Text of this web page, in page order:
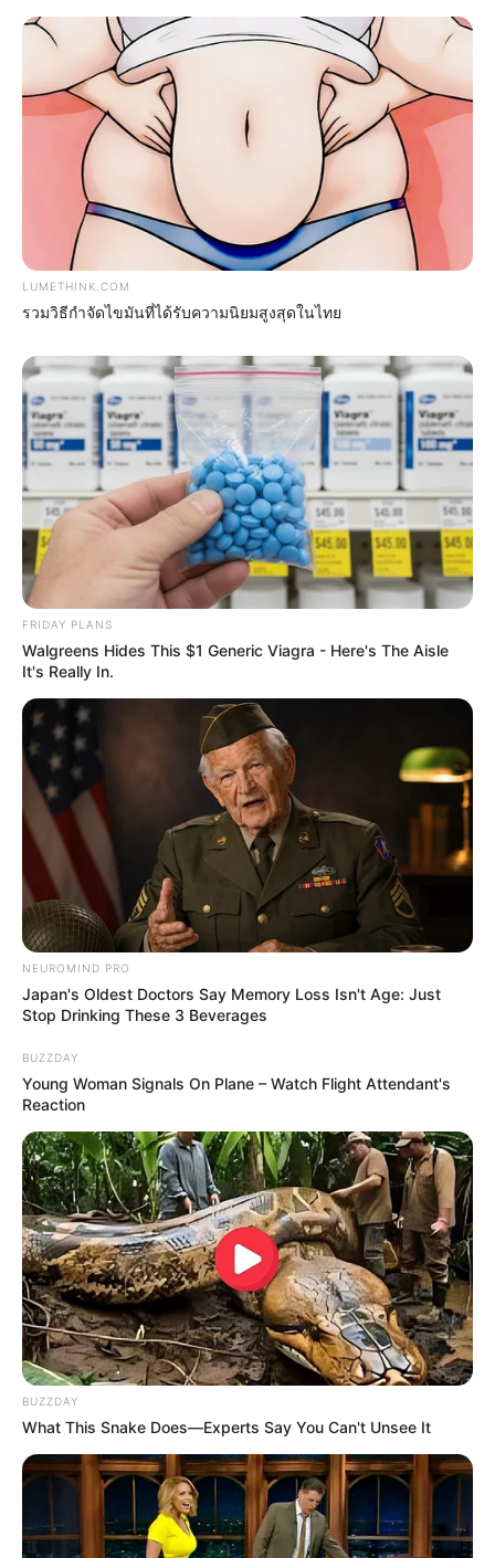
ER Doctor: "I Threw Out My Viagra After What I
Found On CVS Aisle 7"
FRIDAY PLANS
Owning $10k+ In Medical Bills Or Loans? Stop
Paying Interest Immediately
JG WENTWORTH
$15k In Unmanageable Debt? The "Relief
Program" Creditors Hide From You
JG WENTWORTH
Groom Splits Pants In Viral Wedding Photo
Disaster!
BUZZDAY
Remember Hensel Twins? Take A Deep Breath
Before You See Them Now
BUZZDAY
Man Teaches Lesson To Seat-Kicking Kid And
Mom – Watch!
BUZZDAY
LUMETHINK.COM
รวมวิธีกำจัดไขมันที่ได้รับความนิยมสูงสุดในไทย
FRIDAY PLANS
Walgreens Hides This $1 Generic Viagra - Here's The Aisle
It's Really In.
NEUROMIND PRO
Japan's Oldest Doctors Say Memory Loss Isn't Age: Just
Stop Drinking These 3 Beverages
BUZZDAY
Young Woman Signals On Plane – Watch Flight Attendant's
Reaction
BUZZDAY
What This Snake Does—Experts Say You Can't Unsee It